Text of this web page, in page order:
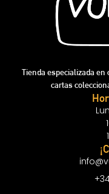
Tienda especializada en
cartas